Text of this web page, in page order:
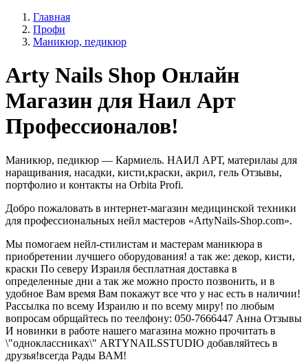
Главная
Профи
Маникюр, педикюр
Arty Nails Shop Онлайн
Магазин для Наил Арт
Профессионалов!
Маникюр, педикюр — Кармиель. НАИЛ АРТ, материлаы для
наращивания, насадки, кисти,краски, акрил, гель Отзывы,
портфолио и контакты на Orbita Profi.
Добро пожаловать в интернет-магазин медицинской техники
для профессиональных нейл мастеров «ArtyNails-Shop.com».
Мы помогаем нейл-стилистам и мастерам маникюра в
приобретении лучшего оборудования! а так же: декор, кисти,
краски По северу Израиля бесплатная доставка в
определенные дни а так же можно просто позвонить, и в
удобное Вам время Вам покажут все что у нас есть в наличии!
Рассылка по всему Израилю и по всему миру! по любым
вопросам обрщайтесь по теелфону: 050-7666447 Анна Отзывы
И новинки в работе нашего магазина можно прочитать в
\"одноклассниках\" ARTYNAILSSTUDIO добавляйтесь в
друзья!всегда Рады ВАМ!